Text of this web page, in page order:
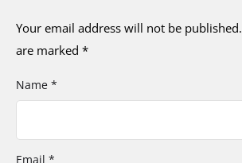
Your email address will not be published.
are marked *
Name *
Email *